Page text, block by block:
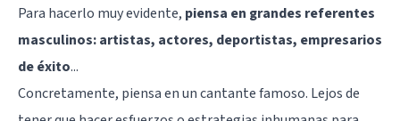
Para hacerlo muy evidente, piensa en grandes referentes
masculinos: artistas, actores, deportistas, empresarios
de éxito...
Concretamente, piensa en un cantante famoso. Lejos de